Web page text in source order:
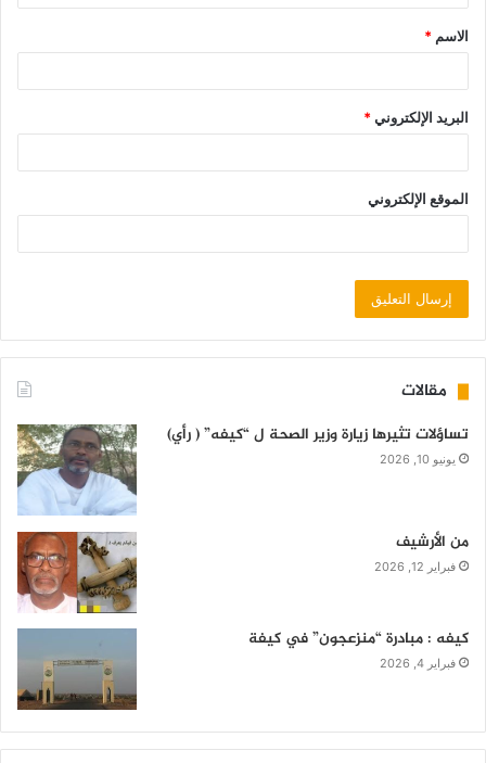
الاسم *
البريد الإلكتروني*
الموقع الإلكتروني
مقالات
تساؤلات تثيرها زيارة وزير الصحة ل “كيفه” ( رأي)
يونيو 10, 2026
من الأرشيف
فبراير 12, 2026
كيفه : مبادرة “منزعجون” في كيفة
فبراير 4, 2026